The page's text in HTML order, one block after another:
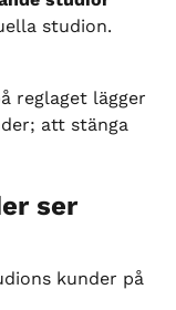
studion.
reglaget lägger
att stänga
ser
kunder på